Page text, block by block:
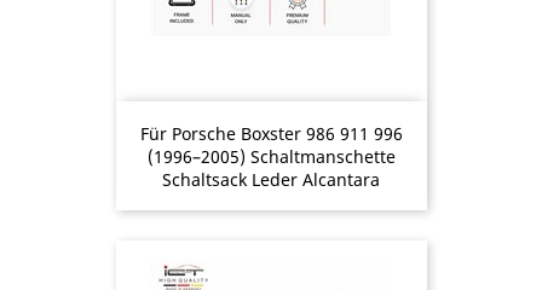
Für Porsche Boxster 986 911 996
(1996–2005) Schaltmanschette
Schaltsack Leder Alcantara